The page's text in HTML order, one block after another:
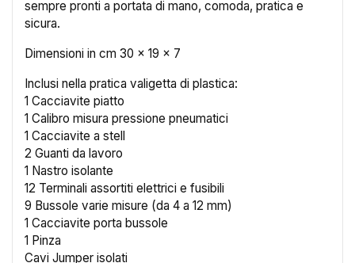
sempre pronti a portata di mano, comoda, pratica e
sicura.
Dimensioni in cm 30 x 19 x 7
Inclusi nella pratica valigetta di plastica:
1 Cacciavite piatto
1 Calibro misura pressione pneumatici
1 Cacciavite a stell
2 Guanti da lavoro
1 Nastro isolante
12 Terminali assortiti elettrici e fusibili
9 Bussole varie misure (da 4 a 12 mm)
1 Cacciavite porta bussole
1 Pinza
Cavi Jumper isolati
Crea lista dei desideri
Nome lista dei desideri